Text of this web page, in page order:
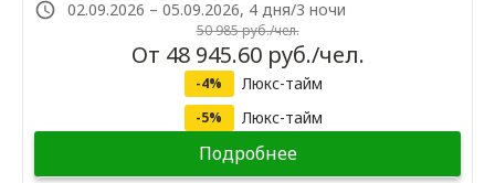
02.09.2026 – 05.09.2026, 4 дня/3 ночи
50 985 руб./чел.
От 48 945.60 руб./чел.
-4% Люкс-тайм
-5% Люкс-тайм
Подробнее